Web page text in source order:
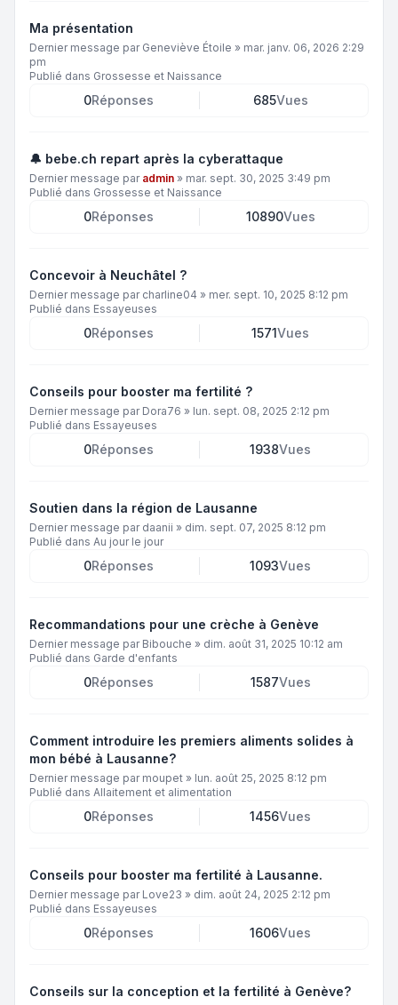
Ma présentation
Dernier message par Geneviève Étoile » mar. janv. 06, 2026 2:29
pm
Publié dans Grossesse et Naissance
0Réponses 685Vues
🔔 bebe.ch repart après la cyberattaque
Dernier message par admin » mar. sept. 30, 2025 3:49 pm
Publié dans Grossesse et Naissance
0Réponses 10890Vues
Concevoir à Neuchâtel ?
Dernier message par charline04 » mer. sept. 10, 2025 8:12 pm
Publié dans Essayeuses
0Réponses 1571Vues
Conseils pour booster ma fertilité ?
Dernier message par Dora76 » lun. sept. 08, 2025 2:12 pm
Publié dans Essayeuses
0Réponses 1938Vues
Soutien dans la région de Lausanne
Dernier message par daanii » dim. sept. 07, 2025 8:12 pm
Publié dans Au jour le jour
0Réponses 1093Vues
Recommandations pour une crèche à Genève
Dernier message par Bibouche » dim. août 31, 2025 10:12 am
Publié dans Garde d'enfants
0Réponses 1587Vues
Comment introduire les premiers aliments solides à
mon bébé à Lausanne?
Dernier message par moupet » lun. août 25, 2025 8:12 pm
Publié dans Allaitement et alimentation
0Réponses 1456Vues
Conseils pour booster ma fertilité à Lausanne.
Dernier message par Love23 » dim. août 24, 2025 2:12 pm
Publié dans Essayeuses
0Réponses 1606Vues
Conseils sur la conception et la fertilité à Genève?